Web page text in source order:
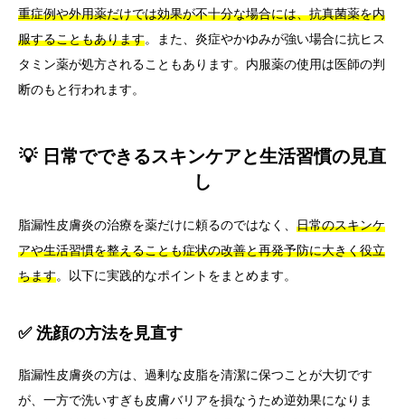
重症例や外用薬だけでは効果が不十分な場合には、抗真菌薬を内
服することもあります。また、炎症やかゆみが強い場合に抗ヒス
タミン薬が処方されることもあります。内服薬の使用は医師の判
断のもと行われます。
💡 日常でできるスキンケアと生活習慣の見直
し
脂漏性皮膚炎の治療を薬だけに頼るのではなく、 日常のスキンケ
アや生活習慣を整えることも症状の改善と再発予防に大きく役立
ちます。以下に実践的なポイントをまとめます。
✅ 洗顔の方法を見直す
脂漏性皮膚炎の方は、過剰な皮脂を清潔に保つことが大切です
が、一方で洗いすぎも皮膚バリアを損なうため逆効果になりま